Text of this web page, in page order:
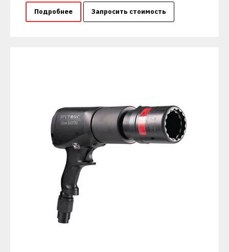
Подробнее Запросить стоимость